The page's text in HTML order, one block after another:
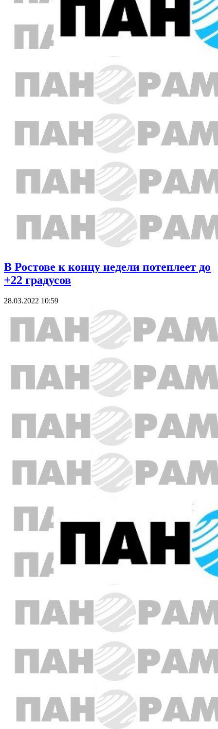
В Ростове к концу недели потеплеет до
+22 градусов
28.03.2022 10:59